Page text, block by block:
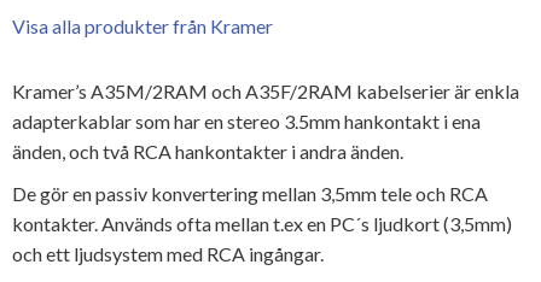
Visa alla produkter från Kramer
Kramer’s A35M/2RAM och A35F/2RAM kabelserier är enkla
adapterkablar som har en stereo 3.5mm hankontakt i ena
änden, och två RCA hankontakter i andra änden.
De gör en passiv konvertering mellan 3,5mm tele och RCA
kontakter. Används ofta mellan t.ex en PC´s ljudkort (3,5mm)
och ett ljudsystem med RCA ingångar.